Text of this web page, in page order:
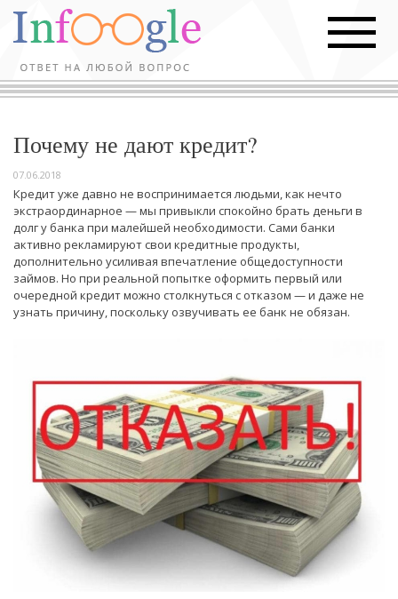
Почему не дают кредит?
07.06.2018
Кредит уже давно не воспринимается людьми, как нечто
экстраординарное — мы привыкли спокойно брать деньги в
долг у банка при малейшей необходимости. Сами банки
активно рекламируют свои кредитные продукты,
дополнительно усиливая впечатление общедоступности
займов. Но при реальной попытке оформить первый или
очередной кредит можно столкнуться с отказом — и даже не
узнать причину, поскольку озвучивать ее банк не обязан.